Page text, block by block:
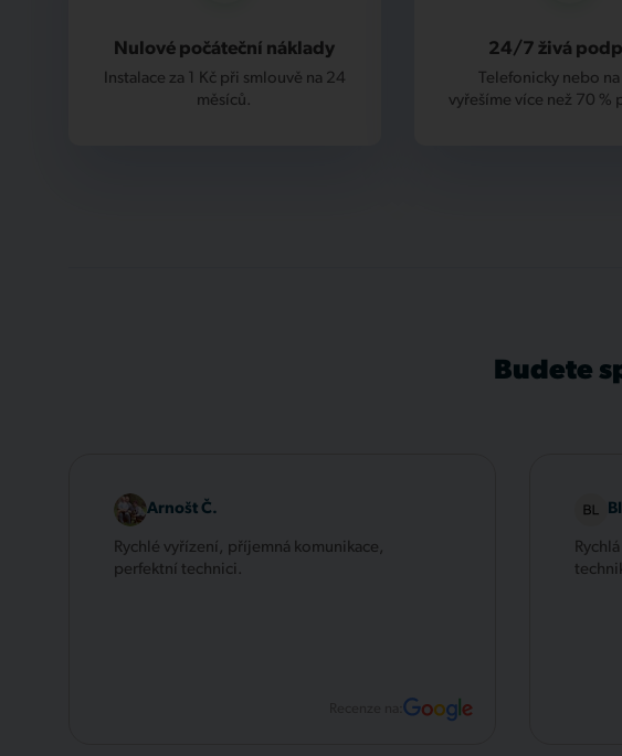
Nulové počáteční náklady
Instalace za 1 Kč při smlouvě na 24
měsíců.
24/7 živá
Telefonicky nebo
vyřešíme více než 70 %
Budete
Arnošt Č.
Rychlé vyřízení, příjemná komunikace,
perfektní technici.